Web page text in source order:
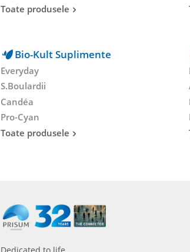
Toate produsele
Bio-Kult Suplimente
Everyday
S.Boulardii
Candéa
Pro-Cyan
Toate produsele